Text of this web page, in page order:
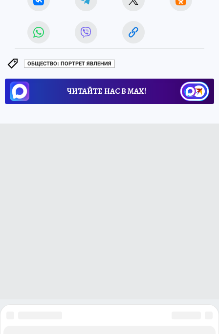
ОБЩЕСТВО: ПОРТРЕТ ЯВЛЕНИЯ
ЧИТАЙТЕ НАС В МАХ!